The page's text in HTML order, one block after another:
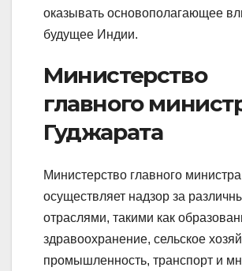
оказывать основополагающее
будущее Индии.
Министерство
главного
Гуджарата
Министерство главного
осуществляет надзор за
отраслями, такими как
здравоохранение, сельское
промышленность, транспорт и